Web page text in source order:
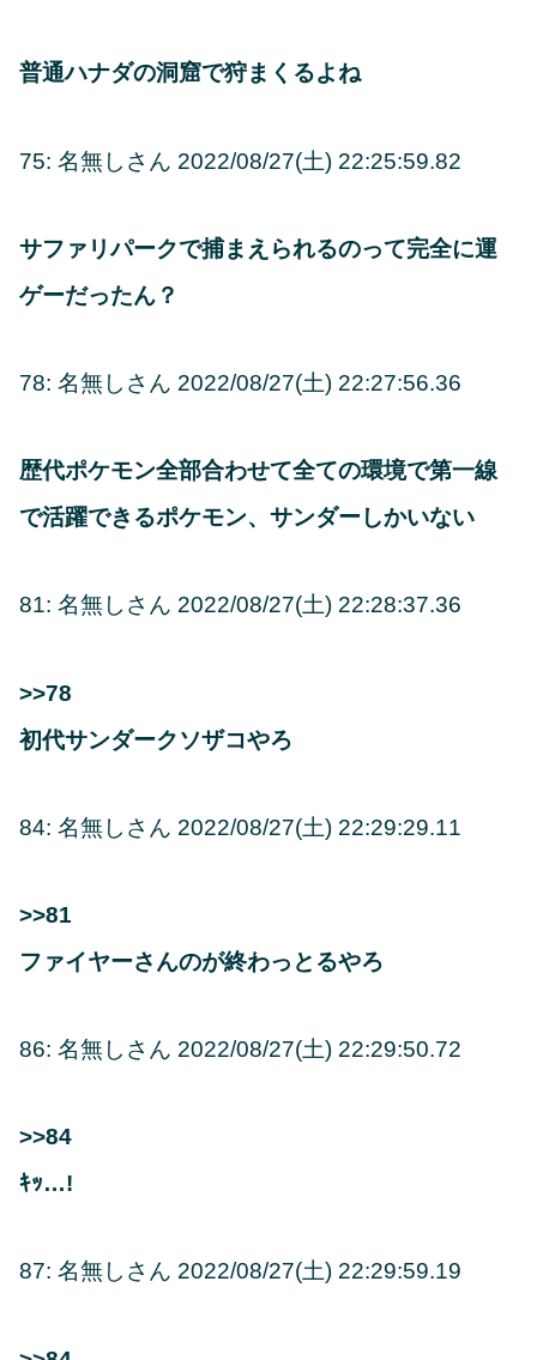
普通ハナダの洞窟で狩まくるよね
75: 名無しさん 2022/08/27(土) 22:25:59.82
サファリパークで捕まえられるのって完全に運
ゲーだったん？
78: 名無しさん 2022/08/27(土) 22:27:56.36
歴代ポケモン全部合わせて全ての環境で第一線
で活躍できるポケモン、サンダーしかいない
81: 名無しさん 2022/08/27(土) 22:28:37.36
>>78
初代サンダークソザコやろ
84: 名無しさん 2022/08/27(土) 22:29:29.11
>>81
ファイヤーさんのが終わっとるやろ
86: 名無しさん 2022/08/27(土) 22:29:50.72
>>84
ｷｯ…!
87: 名無しさん 2022/08/27(土) 22:29:59.19